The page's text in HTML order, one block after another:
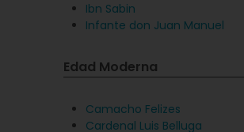
Ibn Sabin
Infante don Juan Manuel
Edad Moderna
Camacho Felizes
Cardenal Luis Belluga